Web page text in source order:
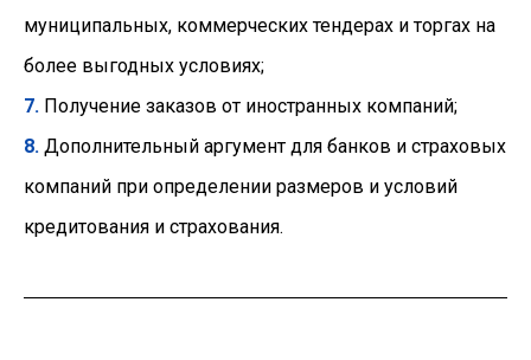
муниципальных, коммерческих тендерах и торгах на
более выгодных условиях;
7. Получение заказов от иностранных компаний;
8. Дополнительный аргумент для банков и страховых
компаний при определении размеров и условий
кредитования и страхования.